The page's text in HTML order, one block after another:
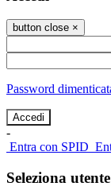
button close ×
Password
-
Entra con SPID
Seleziona utente